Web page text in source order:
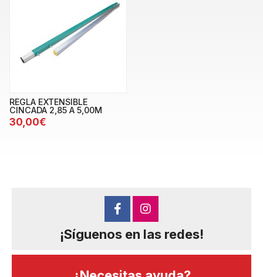
REGLA EXTENSIBLE
CINCADA 2,85 A 5,00M
30,00€
¡Síguenos en las redes!